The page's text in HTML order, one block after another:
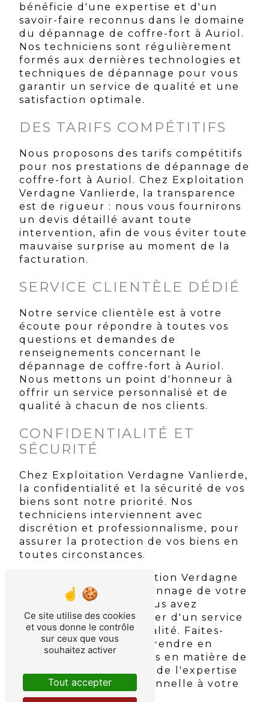
bénéficie d'une expertise et d'un
savoir-faire reconnus dans le domaine
du dépannage de coffre-fort à Auriol.
Nos techniciens sont régulièrement
formés aux dernières technologies et
techniques de dépannage pour vous
garantir un service de qualité et une
satisfaction optimale.
DES TARIFS COMPÉTITIFS
Nous proposons des tarifs compétitifs
pour nos prestations de dépannage de
coffre-fort à Auriol. Chez Exploitation
Verdagne Vanlierde, la transparence
est de rigueur : nous vous fournirons
un devis détaillé avant toute
intervention, afin de vous éviter toute
mauvaise surprise au moment de la
facturation.
SERVICE CLIENTÈLE DÉDIÉ
Notre service clientèle est à votre
écoute pour répondre à toutes vos
questions et demandes de
renseignements concernant le
dépannage de coffre-fort à Auriol.
Nous mettons un point d'honneur à
offrir un service personnalisé et de
qualité à chacun de nos clients.
CONFIDENTIALITÉ ET
SÉCURITÉ
Chez Exploitation Verdagne Vanlierde,
la confidentialité et la sécurité de vos
biens sont notre priorité. Nos
techniciens interviennent avec
discrétion et professionnalisme, pour
assurer la protection de vos biens en
toutes circonstances.
En choisissant Exploitation Verdagne
Vanlierde pour le dépannage de votre
coffre-fort à Auriol, vous avez
l'assurance de bénéficier d'un service
fiable, rapide et de qualité. Faites-
nous confiance pour prendre en
charge tous vos besoins en matière de
coffre-fort, et profitez de l'expertise
d'une équipe professionnelle à votre
service.
Ce site utilise des cookies
et vous donne le contrôle
sur ceux que vous
souhaitez activer
Tout accepter